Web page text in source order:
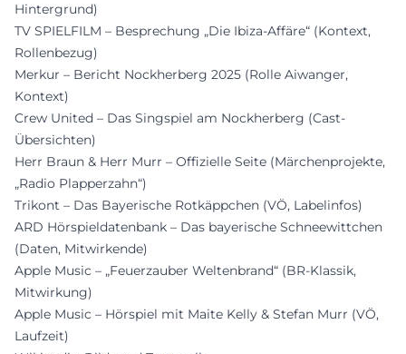
Hintergrund)
TV SPIELFILM – Besprechung „Die Ibiza-Affäre“ (Kontext,
Rollenbezug)
Merkur – Bericht Nockherberg 2025 (Rolle Aiwanger,
Kontext)
Crew United – Das Singspiel am Nockherberg (Cast-
Übersichten)
Herr Braun & Herr Murr – Offizielle Seite (Märchenprojekte,
„Radio Plapperzahn“)
Trikont – Das Bayerische Rotkäppchen (VÖ, Labelinfos)
ARD Hörspieldatenbank – Das bayerische Schneewittchen
(Daten, Mitwirkende)
Apple Music – „Feuerzauber Weltenbrand“ (BR-Klassik,
Mitwirkung)
Apple Music – Hörspiel mit Maite Kelly & Stefan Murr (VÖ,
Laufzeit)